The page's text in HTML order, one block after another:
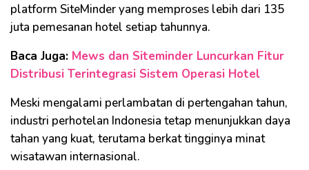
platform SiteMinder yang memproses lebih dari 135
juta pemesanan hotel setiap tahunnya.
Baca Juga: Mews dan Siteminder Luncurkan Fitur
Distribusi Terintegrasi Sistem Operasi Hotel
Meski mengalami perlambatan di pertengahan tahun,
industri perhotelan Indonesia tetap menunjukkan daya
tahan yang kuat, terutama berkat tingginya minat
wisatawan internasional.